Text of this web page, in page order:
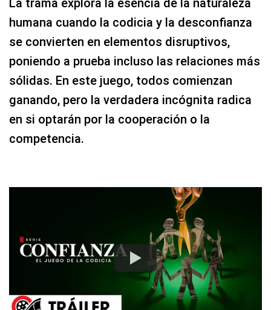
humana cuando la codicia y la desconfianza
se convierten en elementos disruptivos,
poniendo a prueba incluso las relaciones más
sólidas. En este juego, todos comienzan
ganando, pero la verdadera incógnita radica
en si optarán por la cooperación o la
competencia.